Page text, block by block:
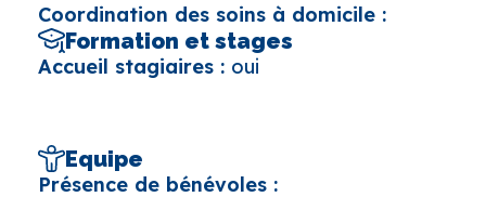
Coordination des soins à domicile :
Formation et stages
Accueil stagiaires : oui
Equipe
Présence de bénévoles :